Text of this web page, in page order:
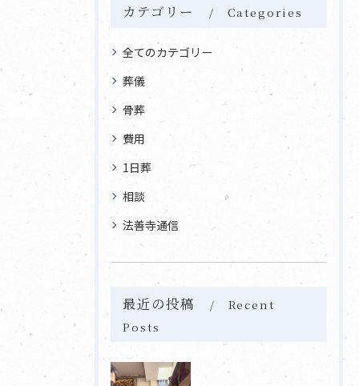
カテゴリー Categories
全てのカテゴリー
葬儀
骨葬
費用
1日葬
相談
法善寺通信
最近の投稿
Recent
Posts